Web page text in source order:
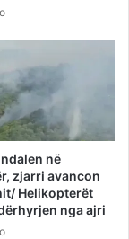
në
zjarri avancon
Helikopterët
nga ajri